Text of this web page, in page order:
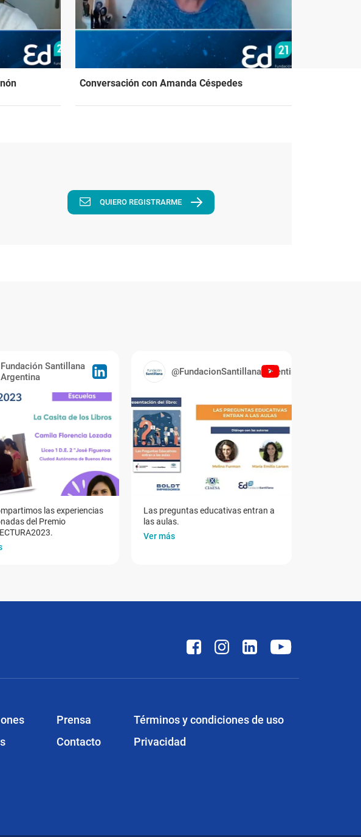
Conversación con Amanda Céspedes
QUIERO REGISTRARME
Fundación Santillana
Argentina
las experiencias
del Premio
@FundacionSantillanaArgentina
Las preguntas educativas entran a
las aulas.
Ver más
Prensa
Contacto
Términos y condiciones de uso
Privacidad